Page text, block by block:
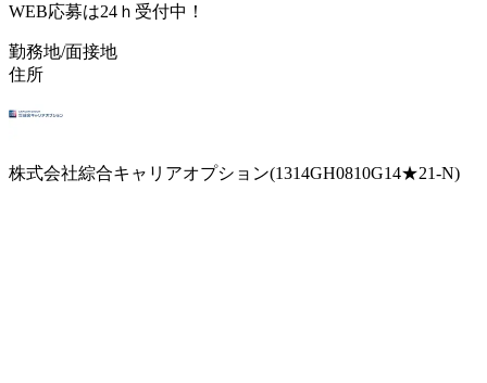
WEB応募は24ｈ受付中！
勤務地/面接地
住所
株式会社綜合キャリアオプション(1314GH0810G14★21-N)